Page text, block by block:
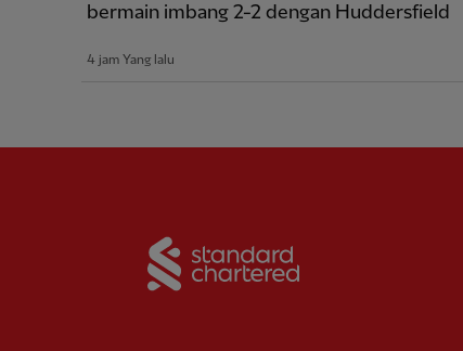
bermain imbang 2-2 dengan Huddersfield
4 jam Yang lalu